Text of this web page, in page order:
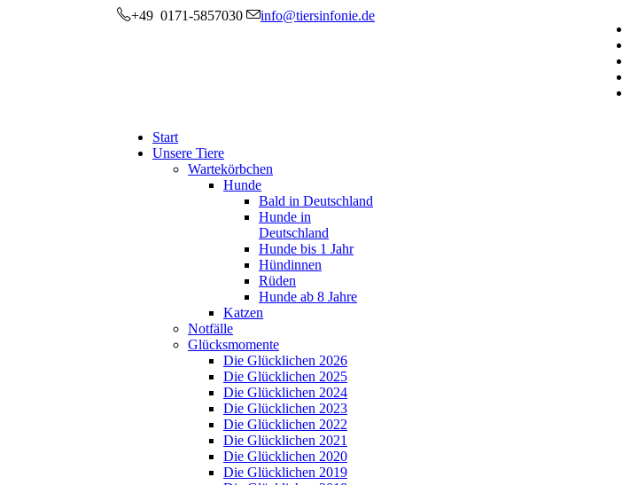
+49 0171-5857030 info@tiersinfonie.de
Start
Unsere Tiere
Wartekörbchen
Hunde
Bald in Deutschland
Hunde in
Deutschland
Hunde bis 1 Jahr
Hündinnen
Rüden
Hunde ab 8 Jahre
Katzen
Notfälle
Glücksmomente
Die Glücklichen 2026
Die Glücklichen 2025
Die Glücklichen 2024
Die Glücklichen 2023
Die Glücklichen 2022
Die Glücklichen 2021
Die Glücklichen 2020
Die Glücklichen 2019